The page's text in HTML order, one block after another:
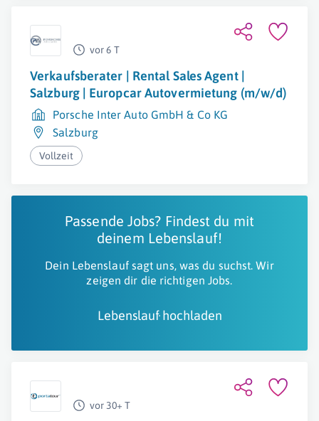
vor 6 T
Verkaufsberater | Rental Sales Agent |
Salzburg | Europcar Autovermietung (m/w/d)
Porsche Inter Auto GmbH & Co KG
Salzburg
Vollzeit
Passende Jobs? Findest du mit
deinem Lebenslauf!
Dein Lebenslauf sagt uns, was du suchst. Wir
zeigen dir die richtigen Jobs.
Lebenslauf hochladen
vor 30+ T